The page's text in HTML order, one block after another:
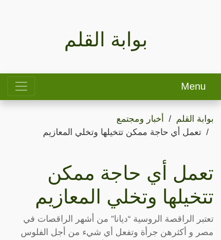
بوابة القلم
Menu
بوابة القلم
أخبار ومجتمع
تعمل أي حاجة ممكن تتخيلها وتخلي المعازيم
تعمل أي حاجة ممكن
تتخيلها وتخلي المعازيم
تعتبر الراقصة الروسية “ديانا” من أشهر الراقصات في
مصر و أكثرهن جرأة وتفعل أي شيء من أجل الفلوس